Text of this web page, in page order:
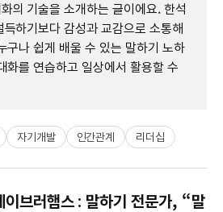
의 기술을 소개하는 글이에요. 한석
하기보다 감성과 교감으로 소통해
구나 쉽게 배울 수 있는 말하기 노하
화를 연습하고 일상에서 활용할 수
자기개발 인간관계 리더십
이브러햄스 : 말하기 전문가, “말